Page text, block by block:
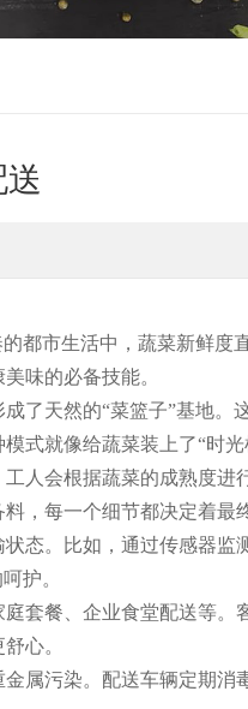
都市生活中，蔬菜新鲜
味的必备技能。
了天然的“菜篮子”基地
式就像给蔬菜装上了“时
人会根据蔬菜的成熟度
，每一个细节都决定着最
态。比如，通过传感器
护。
套餐、企业食堂配送等
心。
属污染。配送车辆定期